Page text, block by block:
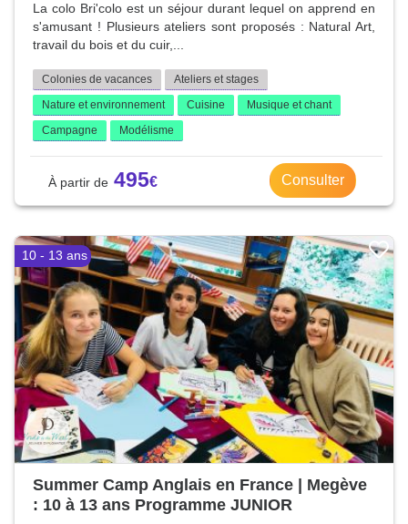
La colo Bri'colo est un séjour durant lequel on apprend en
s'amusant ! Plusieurs ateliers sont proposés : Natural Art,
travail du bois et du cuir,...
Colonies de vacances
Ateliers et stages
Nature et environnement
Cuisine
Musique et chant
Campagne
Modélisme
495 Consulter
10 - 13 ans
Summer Camp Anglais en France | Megève
: 10 à 13 ans Programme JUNIOR